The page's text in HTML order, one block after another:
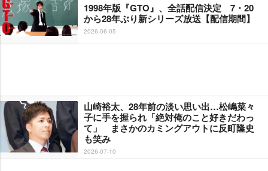
1998年版『GTO』、全話配信決定 7・20
から28年ぶり新シリーズ放送【配信期間】
2026-06-05
山崎裕太、28年前の淡い思い出…松嶋菜々
子に手を握られ「絶対俺のこと好きだわっ
て」 まさかのカミングアウトに反町隆史
も笑み
2026-07-10